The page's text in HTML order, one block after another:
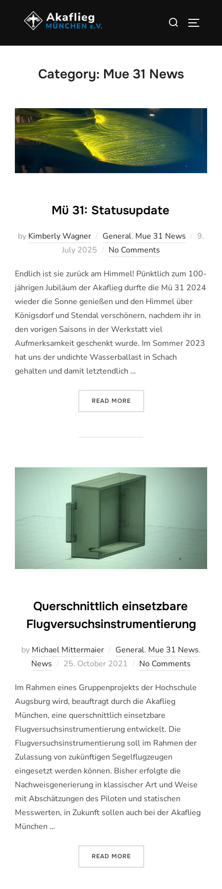
Suchen
Category: Mue 31 News
Mü 31: Statusupdate
by Kimberly Wagner General, Mue 31 News
9.
July 2025
No Comments
Endlich ist sie zurück am Himmel! Pünktlich zum 100-
jährigen Jubiläum der Akaflieg durfte die Mü 31 2024
wieder die Sonne genießen und den Himmel über
Königsdorf und Stendal verschönern, nachdem ihr in
den vorigen Saisons in der Werkstatt viel
Aufmerksamkeit geschenkt wurde. Im Sommer 2023
hat uns der undichte Wasserballast in Schach
gehalten und damit letztendlich …
READ MORE„MÜ 31: STATUSUPDATE“
Querschnittlich einsetzbare
Flugversuchsinstrumentierung
by Michael Mittermaier General, Mue 31 News,
News
Veröffentlicht
25. October 2021 No Comments
Im Rahmen eines Gruppenprojekts der Hochschule
Augsburg wird, beauftragt durch die Akaflieg
München, eine querschnittlich einsetzbare
Flugversuchsinstrumentierung entwickelt. Die
Flugversuchsinstrumentierung soll im Rahmen der
Zulassung von zukünftigen Segelflugzeugen
eingesetzt werden können. Bisher erfolgte die
Nachweisgenerierung in klassischer Art und Weise
mit Abschätzungen des Piloten und statischen
Messwerten, in Zukunft sollen auch bei der Akaflieg
München …
READ MORE„QUERSCHNITTLICH